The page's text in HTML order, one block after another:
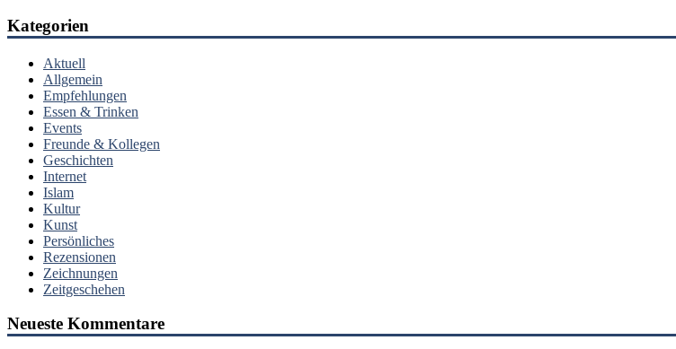
Kategorien
Aktuell
Allgemein
Empfehlungen
Essen & Trinken
Events
Freunde & Kollegen
Geschichten
Internet
Islam
Kultur
Kunst
Persönliches
Rezensionen
Zeichnungen
Zeitgeschehen
Neueste Kommentare